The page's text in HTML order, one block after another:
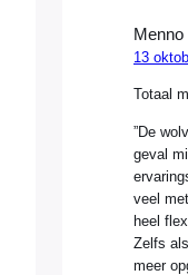
Menno
13
Totaal
”De
geval
veel
heel
Zelfs
meer